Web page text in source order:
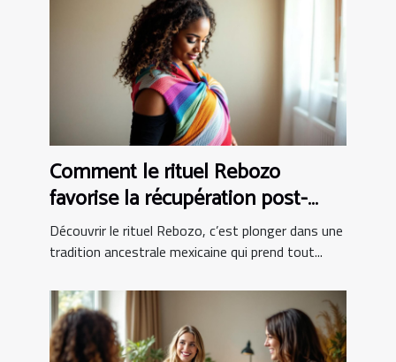
Comment le rituel Rebozo
favorise la récupération post-
partum ?
Découvrir le rituel Rebozo, c’est plonger dans une
tradition ancestrale mexicaine qui prend tout...